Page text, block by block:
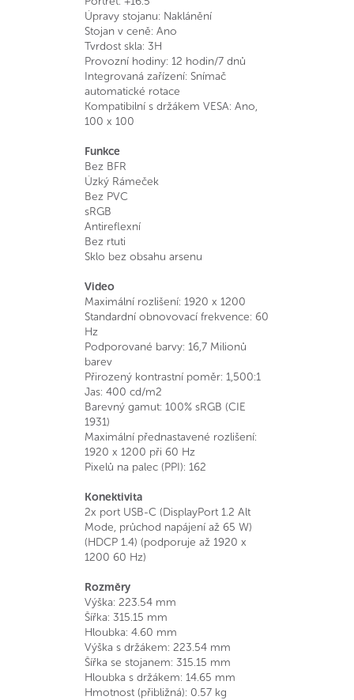
Úpravy stojanu: Naklánění
Stojan v ceně: Ano
Tvrdost skla: 3H
Provozní hodiny: 12 hodin/7 dnů
Integrovaná zařízení: Snímač
automatické rotace
Kompatibilní s držákem VESA: Ano,
100 x 100
Funkce
Bez BFR
Úzký Rámeček
Bez PVC
sRGB
Antireflexní
Bez rtuti
Sklo bez obsahu arsenu
Video
Maximální rozlišení: 1920 x 1200
Standardní obnovovací frekvence: 60
Hz
Podporované barvy: 16,7 Milionů
barev
Přirozený kontrastní poměr: 1,500:1
Jas: 400 cd/m2
Barevný gamut: 100% sRGB (CIE
1931)
Maximální přednastavené rozlišení:
1920 x 1200 při 60 Hz
Pixelů na palec (PPI): 162
Konektivita
2x port USB-C (DisplayPort 1.2 Alt
Mode, průchod napájení až 65 W)
(HDCP 1.4) (podporuje až 1920 x
1200 60 Hz)
Rozměry
Výška: 223.54 mm
Šířka: 315.15 mm
Hloubka: 4.60 mm
Výška s držákem: 223.54 mm
Šířka se stojanem: 315.15 mm
Hloubka s držákem: 14.65 mm
Hmotnost (přibližná): 0.57 kg